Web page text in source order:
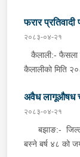
जिल्ला प्रहरी
बेवारिसे अवस्थामा
छ । कञ्चनपुर:- कञ्चनपुर जिल्लाको विभिन्न स्थानहरुबाट अवैध रुपमा
भारतबाट भन्सार
बुधबार जिल्ला
प्रहरीले बेवारिसे
नियन्त्रणमा
फरार प्रतिवादी
२०८३-०४-२१
कैलाली:- फैसला
कैलालीको मिति
तोकिएको टिकापुर
प्रहरी कार्यालय
घर ठेगानाबाट
अवैध लागूऔषध
२०८३-०४-२१
बझाङ:- जिल्ला
बस्ने बर्ष ४८ को